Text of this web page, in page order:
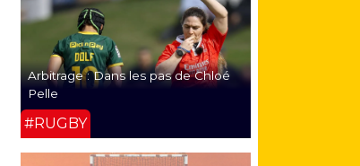
Arbitrage : Dans les pas de Chloé
Pelle
#RUGBY